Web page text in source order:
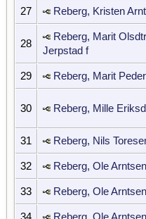
27 Reberg, Kristen
28
Reberg, Marit
Jerpstad f
29 Reberg, Marit
30 Reberg, Mille
31 Reberg, Nils
32 Reberg, Ole Arntsen
33 Reberg, Ole Arntsen
34 Reberg, Ole Arntsen